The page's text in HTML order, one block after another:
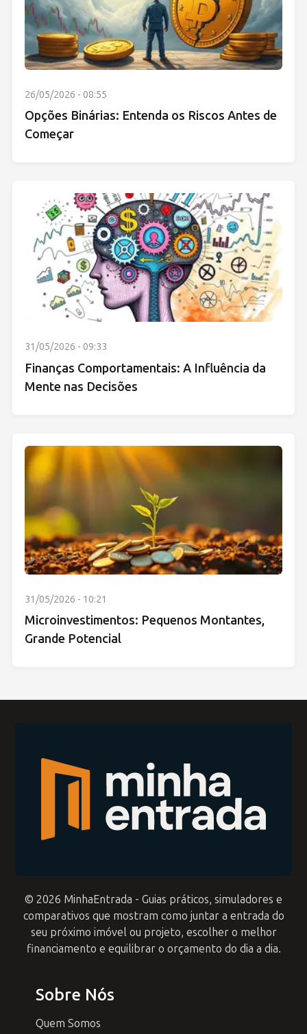
26/05/2026 - 08:55
Opções Binárias: Entenda os Riscos Antes de
Começar
31/05/2026 - 09:33
Finanças Comportamentais: A Influência da
Mente nas Decisões
31/05/2026 - 10:21
Microinvestimentos: Pequenos Montantes,
Grande Potencial
© 2026 MinhaEntrada - Guias práticos, simuladores e
comparativos que mostram como juntar a entrada do
seu próximo imóvel ou projeto, escolher o melhor
financiamento e equilibrar o orçamento do dia a dia.
Sobre Nós
Quem Somos